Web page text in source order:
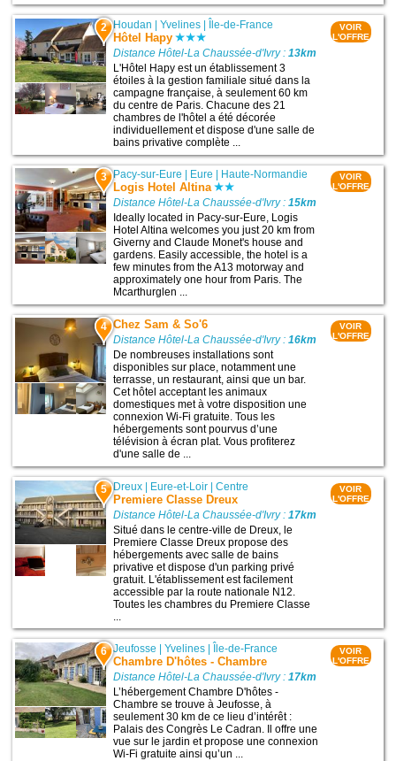
2 Houdan |Yvelines Île-de-France
Hôtel Hapy
Distance Hôtel-La Chaussée-d'Ivry :13km
L'Hôtel Hapy est un établissement 3
étoiles à la gestion familiale situé dans la
campagne française, à seulement 60 km
du centre de Paris. Chacune des 21
chambres de l'hôtel a été décorée
individuellement et dispose d'une salle de
bains privative complète ...
VOIR
L'OFFRE
3 Pacy-sur-Eure Eure Haute-Normandie
Logis Hotel Altina
Distance Hôtel-La Chaussée-d'Ivry :15km
Ideally located in Pacy-sur-Eure, Logis
Hotel Altina welcomes you just 20 km from
Giverny and Claude Monet's house and
gardens. Easily accessible, the hotel is a
few minutes from the A13 motorway and
approximately one hour from Paris. The
Mcarthurglen ...
VOIR
L'OFFRE
4 Chez Sam & So'6
Distance Hôtel-La Chaussée-d'Ivry :16km
De nombreuses installations sont
disponibles sur place, notamment une
terrasse, un restaurant, ainsi que un bar.
Cet hôtel acceptant les animaux
domestiques met à votre disposition une
connexion Wi-Fi gratuite. Tous les
hébergements sont pourvus d’une
télévision à écran plat. Vous profiterez
d'une salle de ...
VOIR
L'OFFRE
5 Dreux | Eure-et-Loir |Centre
Premiere Classe Dreux
Distance Hôtel-La Chaussée-d'Ivry :17km
Situé dans le centre-ville de Dreux, le
Premiere Classe Dreux propose des
hébergements avec salle de bains
privative et dispose d'un parking privé
gratuit. L'établissement est facilement
accessible par la route nationale N12.
Toutes les chambres du Premiere Classe
VOIR
L'OFFRE
6 Jeufosse |Yvelines | Île-de-France
Chambre D'hôtes - Chambre
Distance Hôtel-La Chaussée-d'Ivry :17km
L’hébergement Chambre D'hôtes -
Chambre se trouve à Jeufosse, à
seulement 30 km de ce lieu d’intérêt :
Palais des Congrès Le Cadran. Il offre une
vue sur le jardin et propose une connexion
Wi-Fi gratuite ainsi qu’un ...
VOIR
L'OFFRE